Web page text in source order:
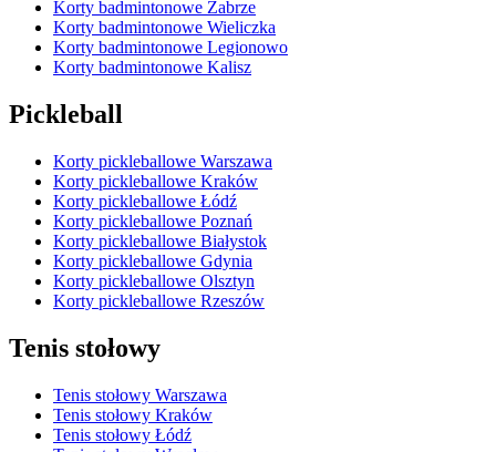
Korty badmintonowe Zabrze
Korty badmintonowe Wieliczka
Korty badmintonowe Legionowo
Korty badmintonowe Kalisz
Pickleball
Korty pickleballowe Warszawa
Korty pickleballowe Kraków
Korty pickleballowe Łódź
Korty pickleballowe Poznań
Korty pickleballowe Białystok
Korty pickleballowe Gdynia
Korty pickleballowe Olsztyn
Korty pickleballowe Rzeszów
Tenis stołowy
Tenis stołowy Warszawa
Tenis stołowy Kraków
Tenis stołowy Łódź